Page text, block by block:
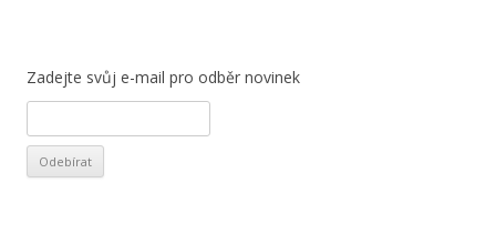
Zadejte svůj e-mail pro odběr novinek